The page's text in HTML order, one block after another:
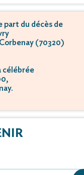
part du décès de
(70320)
célébrée